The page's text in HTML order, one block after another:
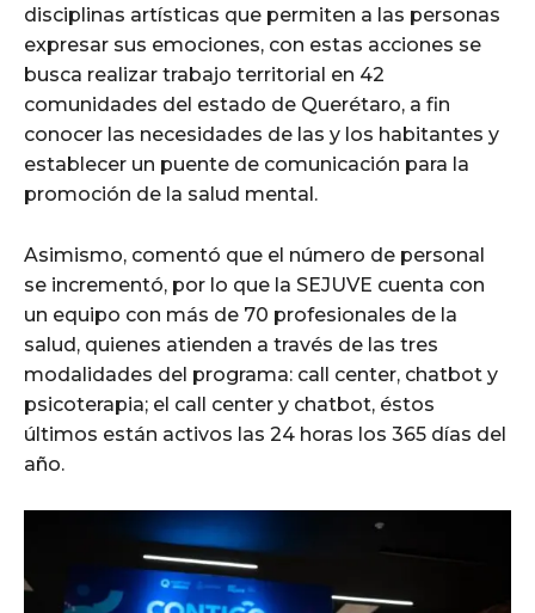
disciplinas artísticas que permiten a las personas
expresar sus emociones, con estas acciones se
busca realizar trabajo territorial en 42
comunidades del estado de Querétaro, a fin
conocer las necesidades de las y los habitantes y
establecer un puente de comunicación para la
promoción de la salud mental.
Asimismo, comentó que el número de personal
se incrementó, por lo que la SEJUVE cuenta con
un equipo con más de 70 profesionales de la
salud, quienes atienden a través de las tres
modalidades del programa: call center, chatbot y
psicoterapia; el call center y chatbot, éstos
últimos están activos las 24 horas los 365 días del
año.